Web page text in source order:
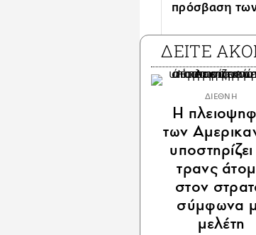
πρόσβαση
ΔΕΙΤΕ
ΔΙΕΘΝΗ
Η
των
τρανς
στον
σύμφωνα
μελέτη